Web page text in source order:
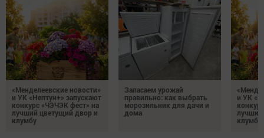
«Менделеевские новости»
и УК «Нептун+» запускают
конкурс «ЧЭЧЭК фест» на
лучший цветущий двор и
клумбу
Запасаем урожай
правильно: как выбрать
морозильник для дачи и
дома
и УК
лучший
клумбу